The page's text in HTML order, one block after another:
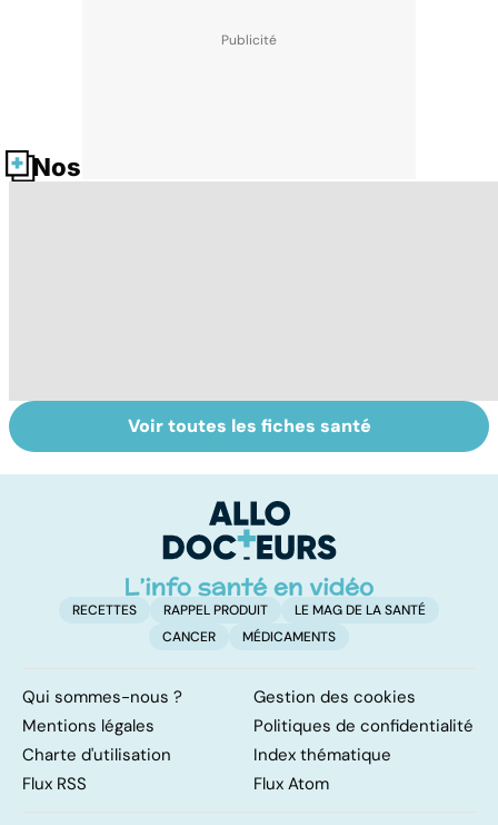
Nos fiches santé
Violences
sexuelles :
Vivre après un
cancer
Voir toutes les fiches santé
RECETTES RAPPEL PRODUIT
LE MAG DE LA SANTÉ
CANCER
MÉDICAMENTS
Qui sommes-nous ?
Gestion des cookies
Mentions légales
Politiques de confidentialité
Charte d'utilisation
Index thématique
Flux RSS
Flux Atom